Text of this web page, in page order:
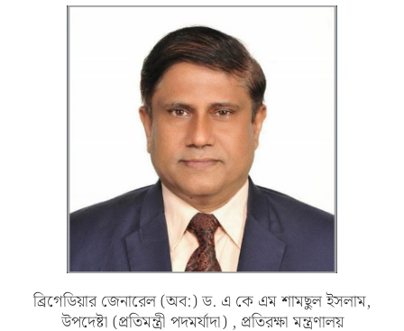
ব্রিগেডিয়ার জেনারেল (অব:) ড. এ কে এম শামছুল ইসলাম,
উপদেষ্টা (প্রতিমন্ত্রী পদমর্যাদা) , প্রতিরক্ষা মন্ত্রণালয়